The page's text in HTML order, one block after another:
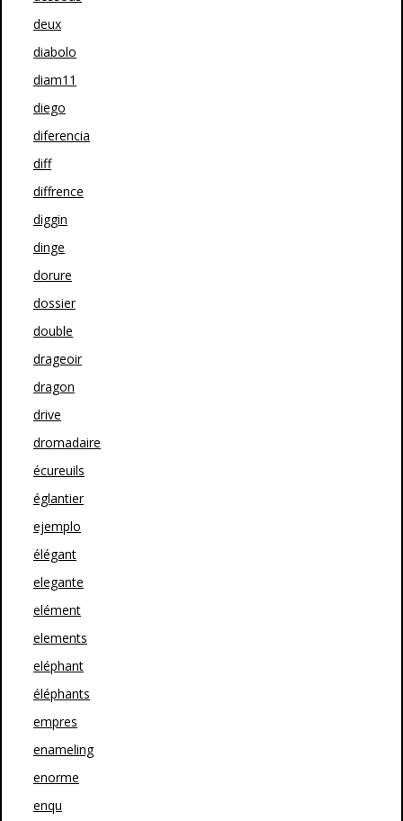
deux
diabolo
diam11
diego
diferencia
diff
diffrence
diggin
dinge
dorure
dossier
double
drageoir
dragon
drive
dromadaire
écureuils
églantier
ejemplo
élégant
elegante
elément
elements
eléphant
éléphants
empres
enameling
enorme
enqu